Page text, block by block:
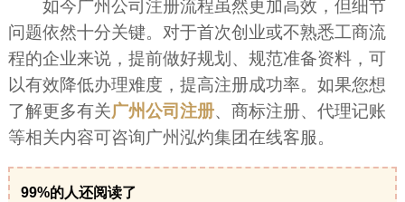
如今广州公司注册流程虽然更加高效，但细节
问题依然十分关键。对于首次创业或不熟悉工商流
程的企业来说，提前做好规划、规范准备资料，可
以有效降低办理难度，提高注册成功率。如果您想
了解更多有关广州公司注册、商标注册、代理记账
等相关内容可咨询广州泓灼集团在线客服。
99%的人还阅读了